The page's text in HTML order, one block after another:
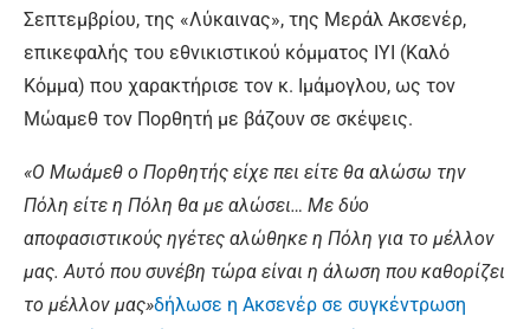
Σεπτεμβρίου, της «Λύκαινας», της Μεράλ Ακσενέρ,
επικεφαλής του εθνικιστικού κόμματος IYI (Καλό
Κόμμα) που χαρακτήρισε τον κ. Ιμάμογλου, ως τον
Μώαμεθ τον Πορθητή με βάζουν σε σκέψεις.
«O Mωάμεθ ο Πορθητής είχε πει είτε θα αλώσω την
Πόλη είτε η Πόλη θα με αλώσει… Με δύο
αποφασιστικούς ηγέτες αλώθηκε η Πόλη για το μέλλον
μας. Αυτό που συνέβη τώρα είναι η άλωση που καθορίζει
το μέλλον μας»δήλωσε η Ακσενέρ σε συγκέντρωση